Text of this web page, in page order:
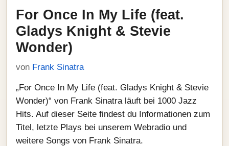
For Once In My Life (feat.
Gladys Knight & Stevie
Wonder)
von Frank Sinatra
„For Once In My Life (feat. Gladys Knight & Stevie
Wonder)“ von Frank Sinatra läuft bei 1000 Jazz
Hits. Auf dieser Seite findest du Informationen zum
Titel, letzte Plays bei unserem Webradio und
weitere Songs von Frank Sinatra.